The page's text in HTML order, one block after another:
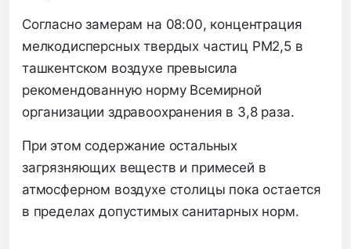
Согласно замерам на 08:00, концентрация
мелкодисперсных твердых частиц PM2,5 в
ташкентском воздухе превысила
рекомендованную норму Всемирной
организации здравоохранения в 3,8 раза.
При этом содержание остальных
загрязняющих веществ и примесей в
атмосферном воздухе столицы пока остается
в пределах допустимых санитарных норм.